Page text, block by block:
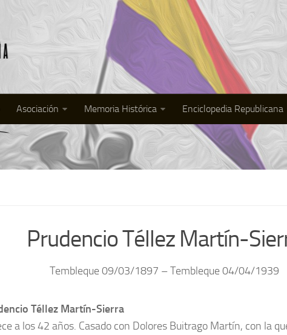
Asociación Memoria Histórica Enciclopedia Republicana
Prudencio Téllez Martín-
Tembleque 09/03/1897 – Tembleque 04/04/1939
Téllez Martín-Sierra
a los 42 años. Casado con Dolores Buitrago Martín, con la